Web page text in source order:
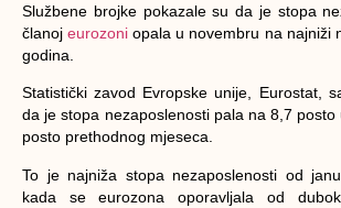
Službene brojke pokazale su da je stopa
članojeurozoni opala u novembru na najniži
godina.
Statistički zavod Evropske unije, Eurostat,
da je stopa nezaposlenosti pala na 8,7
posto prethodnog mjeseca.
To je najniža stopa nezaposlenosti od
kada se eurozona oporavljala od